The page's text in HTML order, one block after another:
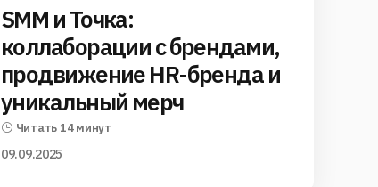
SMM и Точка:
коллаборации с брендами,
продвижение HR-бренда и
уникальный мерч
Читать 14 минут
09.09.2025